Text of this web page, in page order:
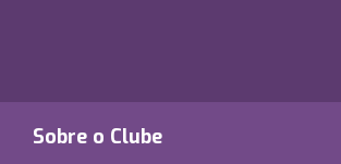
Sobre o Clube